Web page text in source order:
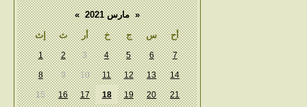
« مارس 2021 »
إث
ث أر خ ج س أح
1 2 3 4 5 6 7
8 9 10 11 12 13 14
15 16 17 18 19 20 21